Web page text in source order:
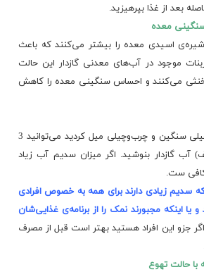
بعد از غذا بپرهیزید.
سنگینی معده
اسیدی معده را بیشتر می‌کنند که باعث
موجود در آب‌های معدنی گازدار این حالت
خنثی می‌کنند و احساس سنگینی معده را کاهش
بعد از اینکه یک غذای خیلی سنگین و چرب‌وچیلی میل کردید می‌توانید 3
آب گازدار بنوشید. اگر میزان سدیم آب زیاد
کافی ست.
سدیم زیادی دارند برای همه به خصوص افرادی
یا اینکه مجبورند نمک را از برنامه‌ی غذایی‌شان
اگر جزو این افراد هستید بهتر است قبل از مصرف
با حالت تهوع